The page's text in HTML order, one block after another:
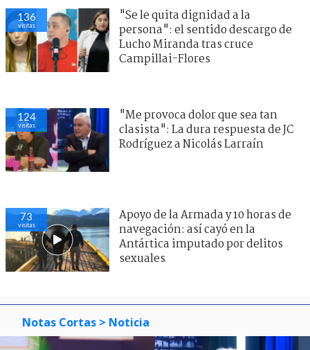
136
visitas
"Se le quita dignidad a la
persona": el sentido descargo de
Lucho Miranda tras cruce
Campillai-Flores
124
visitas
"Me provoca dolor que sea tan
clasista": La dura respuesta de JC
Rodríguez a Nicolás Larraín
73
visitas
Apoyo de la Armada y 10 horas de
navegación: así cayó en la
Antártica imputado por delitos
sexuales
Notas Cortas > Noticia